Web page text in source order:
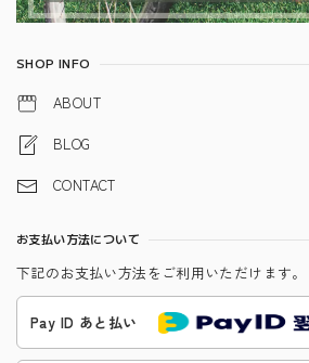
SHOP INFO
ABOUT
BLOG
CONTACT
お支払い方法について
下記のお支払い方法をご利用いただけます。
Pay ID あと払い